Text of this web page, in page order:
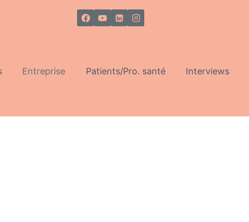
Entreprise Patients/Pro. santé Interviews